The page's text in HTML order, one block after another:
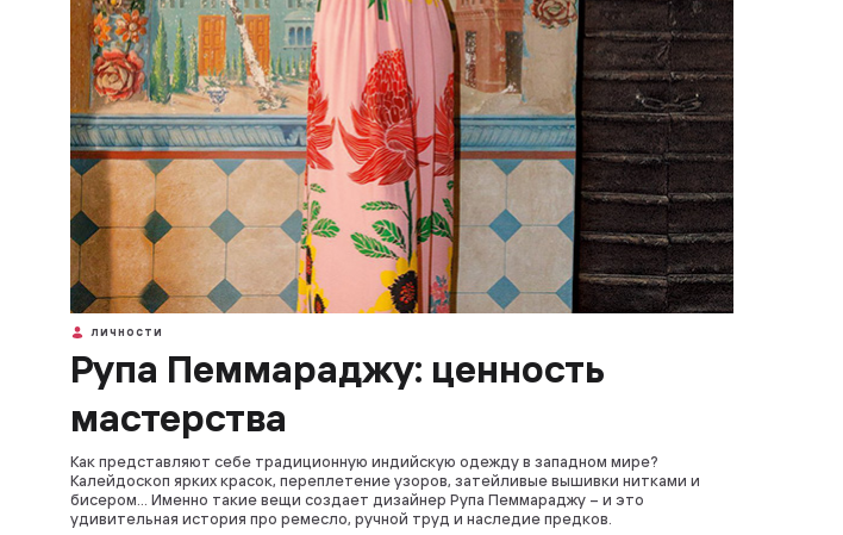
ЛИЧНОСТИ
Рупа Пеммараджу: ценность
мастерства
Как представляют себе традиционную индийскую одежду в западном мире?
Калейдоскоп ярких красок, переплетение узоров, затейливые вышивки нитками и
бисером… Именно такие вещи создает дизайнер Рупа Пеммараджу – и это
удивительная история про ремесло, ручной труд и наследие предков.